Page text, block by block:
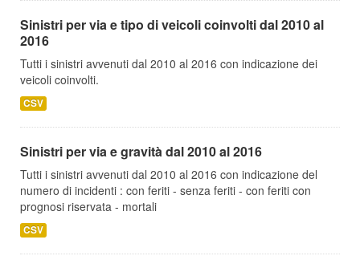
Sinistri per via e tipo di veicoli coinvolti dal 2010 al
2016
Tutti i sinistri avvenuti dal 2010 al 2016 con indicazione dei
veicoli coinvolti.
CSV
Sinistri per via e gravità dal 2010 al 2016
Tutti i sinistri avvenuti dal 2010 al 2016 con indicazione del
numero di incidenti : con feriti - senza feriti - con feriti con
prognosi riservata - mortali
CSV